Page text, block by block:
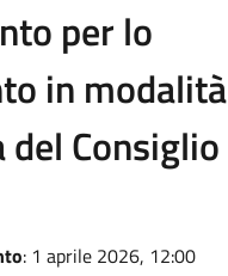
per lo
in modalità
Consiglio
: 1 aprile 2026, 12:00